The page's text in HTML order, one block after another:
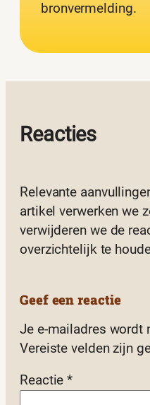
bronvermelding.
Reacties
Relevante
artikel verwerken we
verwijderen we de
overzichtelijk te
Geef een reactie
Je e-mailadres wordt
Vereiste velden zijn
Reactie*